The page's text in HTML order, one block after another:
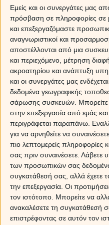
Εμείς και οι συνεργάτες μας
πρόσβαση σε πληροφορίες σε
και επεξεργαζόμαστε
αναγνωριστικοί και
αποστέλλονται από μια
και περιεχόμενο, μέτρηση
ακροατηρίου και ανάπτυξη
και οι συνεργάτες μας
δεδομένα γεωγραφικής
σάρωσης συσκευών. Μπορείτε
στην επεξεργασία από εμάς
περιγράφεται παραπάνω.
για να αρνηθείτε να
πιο λεπτομερείς πληροφορίες
σας πριν συναινέσετε. Λάβετε
των προσωπικών σας
συγκατάθεσή σας, αλλά έχετε
την επεξεργασία. Οι
τον ιστότοπο. Μπορείτε να
ανακαλέσετε τη συγκατάθεσή
επιστρέφοντας σε αυτόν τον
A Β Γ Δ
Ι Κ Λ Μ
Ρ Σ Τ Υ